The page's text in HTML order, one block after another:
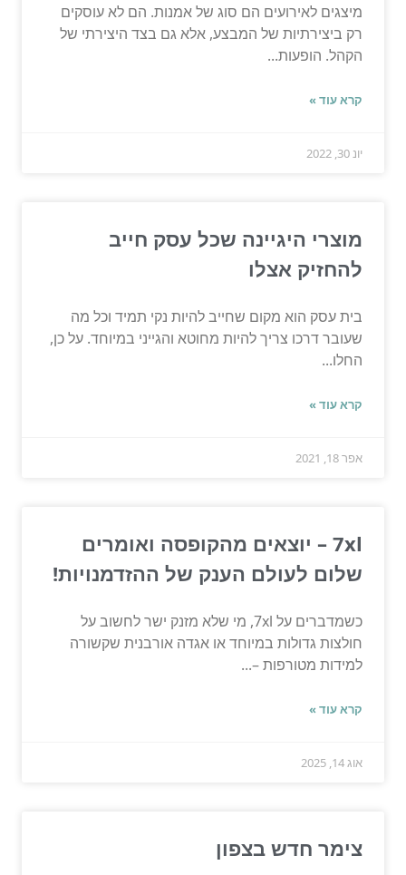
מיצגים לאירועים הם סוג של אמנות. הם לא עוסקים
רק ביצירתיות של המבצע, אלא גם בצד היצירתי של
הקהל. הופעות...
קרא עוד »
יונ 30, 2022
מוצרי היגיינה שכל עסק חייב
להחזיק אצלו
בית עסק הוא מקום שחייב להיות נקי תמיד וכל מה
שעובר דרכו צריך להיות מחוטא והגייני במיוחד. על כן,
החלו...
קרא עוד »
אפר 18, 2021
7xl – יוצאים מהקופסה ואומרים
שלום לעולם הענק של ההזדמנויות!
כשמדברים על 7xl, מי שלא מזנק ישר לחשוב על
חולצות גדולות במיוחד או אגדה אורבנית שקשורה
למידות מטורפות –...
קרא עוד »
אוג 14, 2025
צימר חדש בצפון